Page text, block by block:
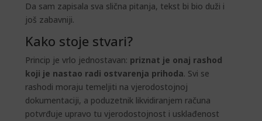
Da sam zapisala sva slična pitanja, tekst bi bio duži i
još zabavniji.
Kako stoje stvari?
Princip je vrlo jednostavan: priznat je onaj rashod
koji je nastao radi ostvarenja prihoda. Svi se
rashodi moraju temeljiti na vjerodostojnoj
dokumentaciji, a poduzetnik likvidiranjem računa
potvrđuje upravo tu vjerodostojnost i usklađenost